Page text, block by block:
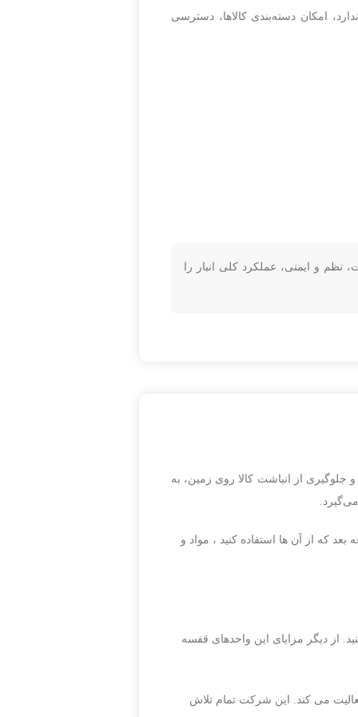
امکان دسته‌بندی کالاها، دسترسی
و ایمنی، عملکرد کلی انبار را
از انباشت کالا روی زمین، به
که از آن ها استفاده کنید ، مواد و
از دیگر مزایای این واحدهای قفسه
می کند. این شرکت تمام تلاش